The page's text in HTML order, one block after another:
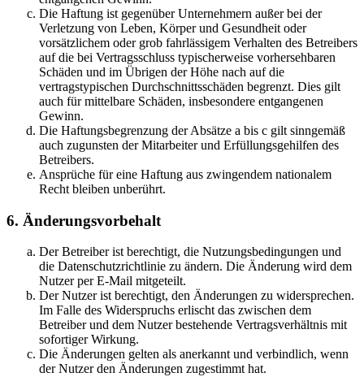
Die Haftung ist gegenüber Unternehmern außer bei der
Verletzung von Leben, Körper und Gesundheit oder
vorsätzlichem oder grob fahrlässigem Verhalten des Betreibers
auf die bei Vertragsschluss typischerweise vorhersehbaren
Schäden und im Übrigen der Höhe nach auf die
vertragstypischen Durchschnittsschäden begrenzt. Dies gilt
auch für mittelbare Schäden, insbesondere entgangenen
Gewinn.
Die Haftungsbegrenzung der Absätze a bis c gilt sinngemäß
auch zugunsten der Mitarbeiter und Erfüllungsgehilfen des
Betreibers.
Ansprüche für eine Haftung aus zwingendem nationalem
Recht bleiben unberührt.
6. Änderungsvorbehalt
Der Betreiber ist berechtigt, die Nutzungsbedingungen und
die Datenschutzrichtlinie zu ändern. Die Änderung wird dem
Nutzer per E-Mail mitgeteilt.
Der Nutzer ist berechtigt, den Änderungen zu widersprechen.
Im Falle des Widerspruchs erlischt das zwischen dem
Betreiber und dem Nutzer bestehende Vertragsverhältnis mit
sofortiger Wirkung.
Die Änderungen gelten als anerkannt und verbindlich, wenn
der Nutzer den Änderungen zugestimmt hat.